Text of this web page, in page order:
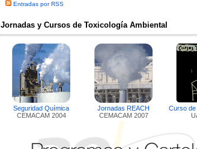
Entradas por RSS
Jornadas y Cursos de Toxicología Ambiental
Seguridad Química
CEMACAM 2004
Jornadas REACH
CEMACAM 2007
Curso de